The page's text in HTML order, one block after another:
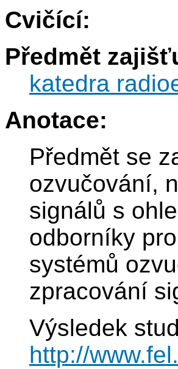
Cvičící:
Předmět
katedra
Anotace:
Předmět se
ozvučování,
signálů s
odborníky
systémů
zpracování
Výsledek
http://